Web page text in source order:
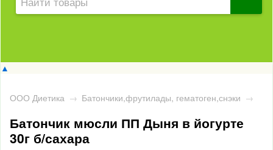
▲
ООО Диетика → Батончики,фрутилады, гематоген,снэки →
Батончик мюсли ПП Дыня в йогурте
30г б/сахара